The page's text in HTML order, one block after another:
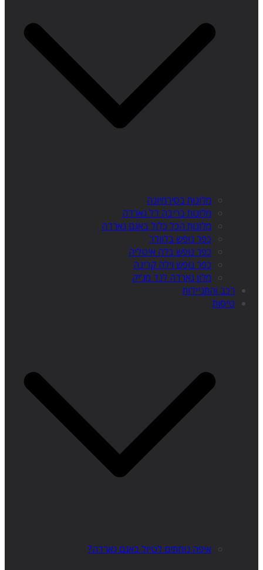
מלונות בסירמיונה
מלונות בריבה דל גארדה
מלונות הכל כלול באגם גארדה
כפר נופש בלוודר
כפר נופש בלה איטליה
כפר נופש וילה קרינה
מלון גארדה לנד מג’יק
רכב והתניידות
טיסות
איפה נוחתים לטיול באגם גארדה?